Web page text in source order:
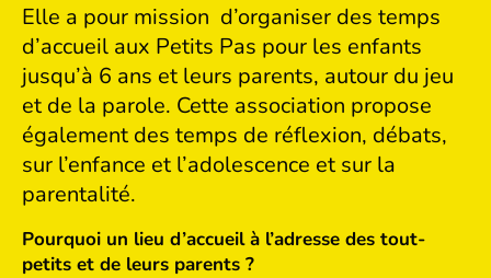
Elle a pour mission d’organiser des temps
d’accueil aux Petits Pas pour les enfants
jusqu’à 6 ans et leurs parents, autour du jeu
et de la parole. Cette association propose
également des temps de réflexion, débats,
sur l’enfance et l’adolescence et sur la
parentalité.
Pourquoi un lieu d’accueil à l’adresse des tout-
petits et de leurs parents ?